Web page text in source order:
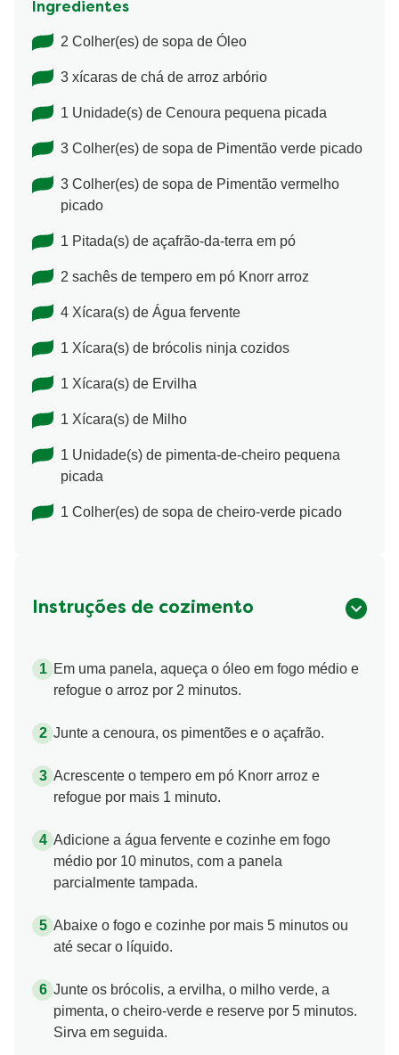
Ingredientes
2 Colher(es) de sopa de Óleo
3 xícaras de chá de arroz arbório
1 Unidade(s) de Cenoura pequena picada
3 Colher(es) de sopa de Pimentão verde picado
3 Colher(es) de sopa de Pimentão vermelho
picado
1 Pitada(s) de açafrão-da-terra em pó
2 sachês de tempero em pó Knorr arroz
4 Xícara(s) de Água fervente
1 Xícara(s) de brócolis ninja cozidos
1 Xícara(s) de Ervilha
1 Xícara(s) de Milho
1 Unidade(s) de pimenta-de-cheiro pequena
picada
1 Colher(es) de sopa de cheiro-verde picado
Instruções de cozimento
Em uma panela, aqueça o óleo em fogo médio e
refogue o arroz por 2 minutos.
Junte a cenoura, os pimentões e o açafrão.
Acrescente o tempero em pó Knorr arroz e
refogue por mais 1 minuto.
Adicione a água fervente e cozinhe em fogo
médio por 10 minutos, com a panela
parcialmente tampada.
Abaixe o fogo e cozinhe por mais 5 minutos ou
até secar o líquido.
Junte os brócolis, a ervilha, o milho verde, a
pimenta, o cheiro-verde e reserve por 5 minutos.
Sirva em seguida.